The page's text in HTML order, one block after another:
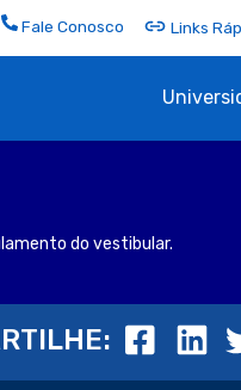
Fale Conosco Links
do vestibular.